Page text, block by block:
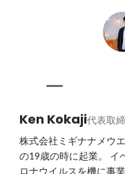
Ken Kokaji代表取
株式会社ミギナナメウ
の19歳の時に起業。 イ
ロナウイルスを機に事